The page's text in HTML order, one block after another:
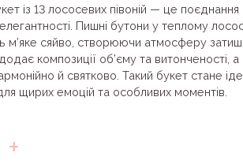
із 13 лососевих півоній — це поєднання
Пишні бутони у теплому
м’яке сяйво, створюючи атмосферу
композиції об’єму та витонченості,
й святково. Такий букет стане
щирих емоцій та особливих моментів.
+